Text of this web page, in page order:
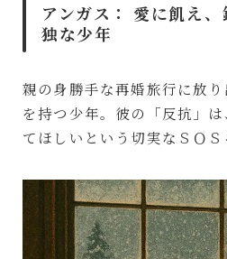
アンガス：
愛に飢え
独な少年
親の身勝手な再婚旅行に放
を持つ少年。彼の「反抗」
てほしいという切実なＳＯＳ